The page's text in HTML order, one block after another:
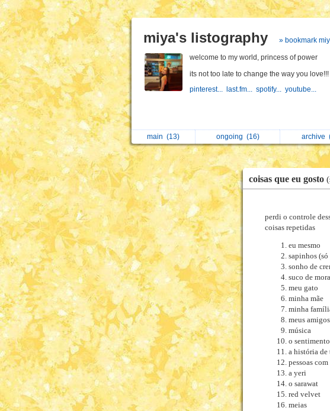
miya's listography » bookmark
welcome to my world, princess of power
its not too late to change the way you love!!!
pinterest...
last.fm... spotify... youtube...
main (13) ongoing (16) archive
coisas que eu gosto
perdi o controle
coisas repetidas
eu mesmo
sapinhos
sonho de
suco de
meu gato
minha mãe
minha
meus amigos
música
o
a história de
pessoas
a yeri
o sarawat
red velvet
meias